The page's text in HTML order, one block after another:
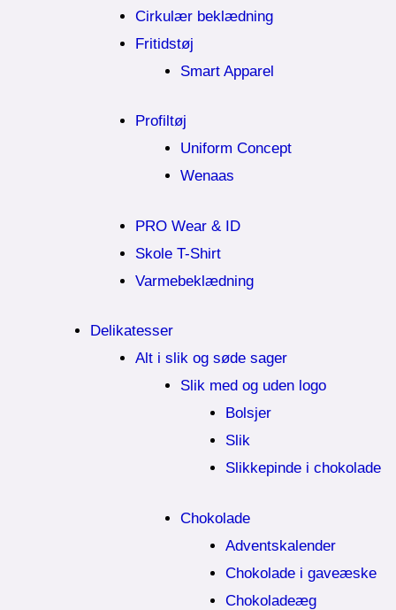
Cirkulær beklædning
Fritidstøj
Smart Apparel
Profiltøj
Uniform Concept
Wenaas
PRO Wear & ID
Skole T-Shirt
Varmebeklædning
Delikatesser
Alt i slik og søde sager
Slik med og uden logo
Bolsjer
Slik
Slikkepinde i chokolade
Chokolade
Adventskalender
Chokolade i gaveæske
Chokoladeæg